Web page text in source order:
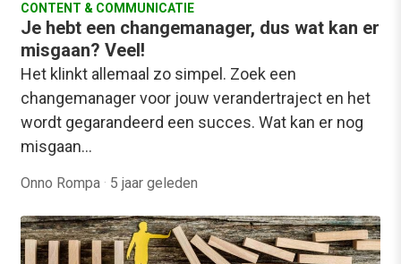
CONTENT & COMMUNICATIE
Je hebt een changemanager, dus wat kan er
misgaan? Veel!
Het klinkt allemaal zo simpel. Zoek een
changemanager voor jouw verandertraject en het
wordt gegarandeerd een succes. Wat kan er nog
misgaan…
Onno Rompa · 5 jaar geleden